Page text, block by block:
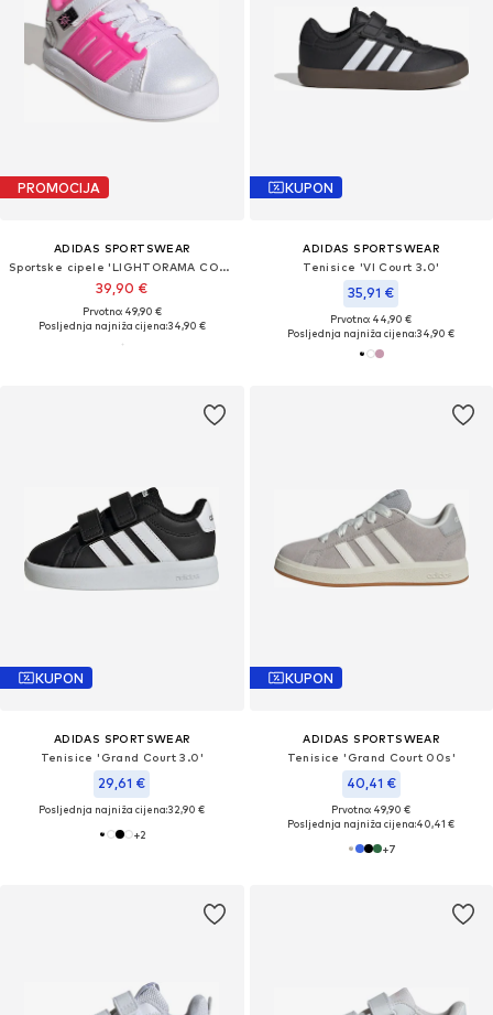
PROMOCIJA
ADIDAS SPORTSWEAR
Sportske cipele 'LIGHTORAMA COURT'
39,90 €
Prvotno: 49,90 €
Posljednja najniža cijena:34,90 €
KUPON
ADIDAS SPORTSWEAR
Tenisice 'Vl Court 3.0'
35,91 €
Prvotno: 44,90 €
Posljednja najniža cijena:34,90 €
KUPON
ADIDAS SPORTSWEAR
Tenisice 'Grand Court 3.0'
29,61 €
Posljednja najniža cijena:32,90 €
+2
KUPON
ADIDAS SPORTSWEAR
Tenisice 'Grand Court 00s'
40,41 €
Prvotno: 49,90 €
Posljednja najniža cijena:40,41 €
+7